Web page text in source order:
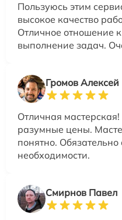
Пользуюсь этим
высокое качество
Отличное отношение
выполнение задач.
Громов Алексей
Отличная
разумные цены.
понятно.
необходимости.
Смирнов Павел